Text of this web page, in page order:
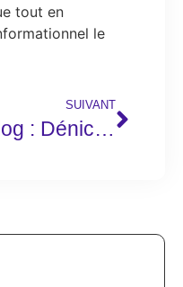
tout en
le
SUIVANT
Blog : Dénicher les dernières actus sur le rachat de crédit et comprendre les différences entre propriétaires et locataires